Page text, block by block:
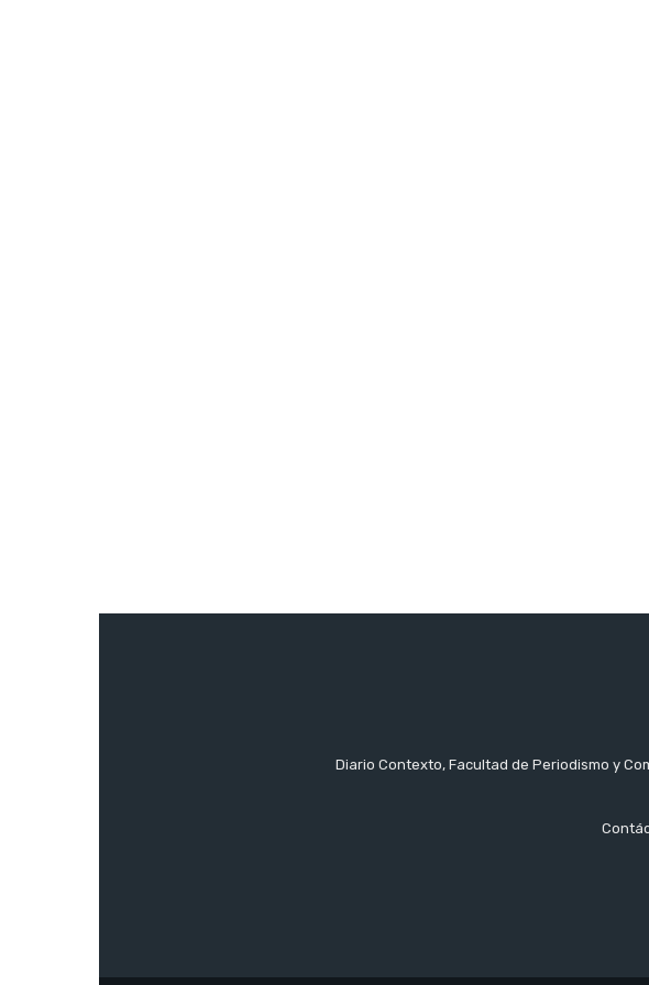
Diario Contexto, Facultad de Periodismo y